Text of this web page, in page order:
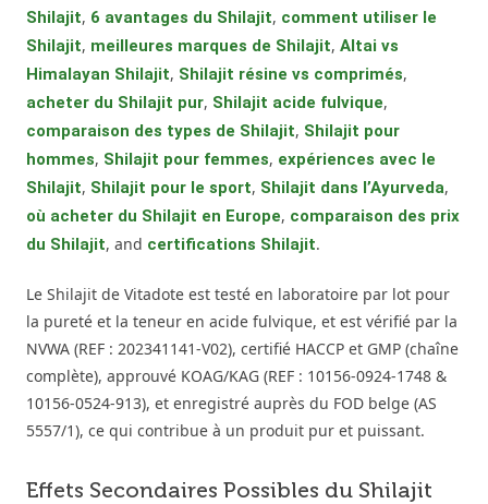
Shilajit, 6 avantages du Shilajit, comment utiliser le
Shilajit, meilleures marques de Shilajit, Altai vs
Himalayan Shilajit, Shilajit résine vs comprimés,
acheter du Shilajit pur, Shilajit acide fulvique,
comparaison des types de Shilajit, Shilajit pour
hommes, Shilajit pour femmes, expériences avec le
Shilajit, Shilajit pour le sport, Shilajit dans l’Ayurveda,
où acheter du Shilajit en Europe, comparaison des prix
du Shilajit, and certifications Shilajit.
Le Shilajit de Vitadote est testé en laboratoire par lot pour
la pureté et la teneur en acide fulvique, et est vérifié par la
NVWA (REF : 202341141-V02), certifié HACCP et GMP (chaîne
complète), approuvé KOAG/KAG (REF : 10156-0924-1748 &
10156-0524-913), et enregistré auprès du FOD belge (AS
5557/1), ce qui contribue à un produit pur et puissant.
Effets Secondaires Possibles du Shilajit